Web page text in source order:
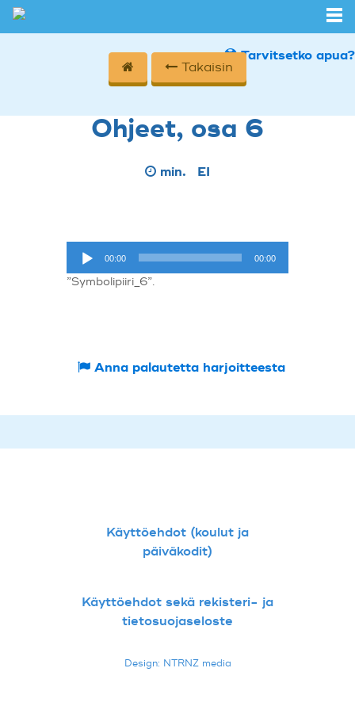
Tarvitsetko apua?
Takaisin
Ohjeet, osa 6
min. EI
Äänitoistin
00:00 00:00
”Symbolipiiri_6”.
Anna palautetta harjoitteesta
Käyttöehdot (koulut ja
päiväkodit)
Käyttöehdot sekä rekisteri- ja
tietosuojaseloste
Design: NTRNZ media